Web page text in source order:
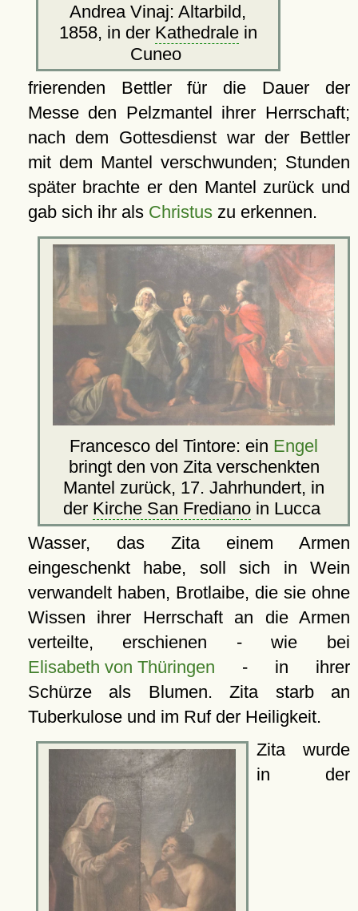
Andrea Vinaj: Altarbild,
1858, in der Kathedralein
Cuneo
frierenden Bettler für die Dauer der
Messe den Pelzmantel ihrer Herrschaft;
nach dem Gottesdienst war der Bettler
mit dem Mantel verschwunden; Stunden
später brachte er den Mantel zurück und
gab sich ihr als Christuszu erkennen.
Francesco del Tintore: ein Engel
bringt den von Zita verschenkten
Mantel zurück, 17. Jahrhundert, in
der Kirche San Fredianoin Lucca
Wasser, das Zita einem Armen
eingeschenkt habe, soll sich in Wein
verwandelt haben, Brotlaibe, die sie ohne
Wissen ihrer Herrschaft an die Armen
verteilte, erschienen - wie bei
Elisabeth von Thüringen - in ihrer
Schürze als Blumen. Zita starb an
Tuberkulose und im Ruf der Heiligkeit.
Zita wurde
in der